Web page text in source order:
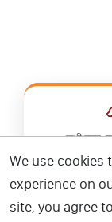
सभी व्रत,
We use cookies
experience on
site, you agree